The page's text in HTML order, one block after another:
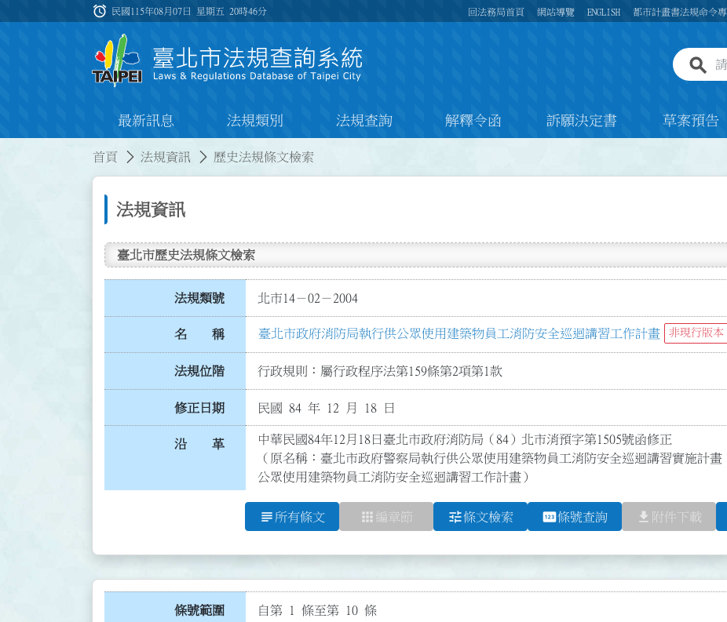
:::
alarm 民國115年08月07日 星期五20時46分 回法務局首頁 網站導覽 ENGLISH 都市計畫書法規命令
最新訊息 法規類別 法規查詢 解釋令函 訴願決定書 草案預告
首頁 法規資訊 歷史法規條文檢索
法規資訊
臺北市歷史法規條文檢索
法規類號 北市14－02－2004
名 稱 臺北市政府消防局執行供公眾使用建築物員工消防安全巡迴講習工作計畫 非現行版本
法規位階 行政規則：屬行政程序法第159條第2項第1款
修正日期 民國 84 年 12 月 18 日
沿 革
中華民國84年12月18日臺北市政府消防局（84）北市消預字第1505號函修正
（原名稱：臺北市政府警察局執行供公眾使用建築物員工消防安全巡迴講習實施計
公眾使用建築物員工消防安全巡迴講習工作計畫）
subject 所有條文 apps 編章節 tune條文檢索 pin條號查詢 file_download 附件下載
條號範圍 自第 1 條至第 10 條